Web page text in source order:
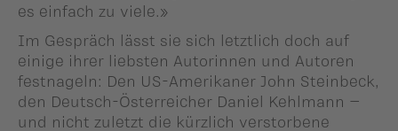
es einfach zu viele.»
Im Gespräch lässt sie sich letztlich doch auf
einige ihrer liebsten Autorinnen und Autoren
festnageln: Den US-Amerikaner John Steinbeck,
den Deutsch-Österreicher Daniel Kehlmann –
und nicht zuletzt die kürzlich verstorbene